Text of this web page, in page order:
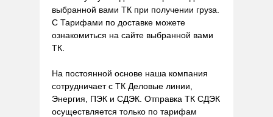
выбранной вами ТК при получении груза.
С Тарифами по доставке можете
ознакомиться на сайте выбранной вами
ТК.
На постоянной основе наша компания
сотрудничает с ТК Деловые линии,
Энергия, ПЭК и СДЭК. Отправка ТК СДЭК
осуществляется только по тарифам